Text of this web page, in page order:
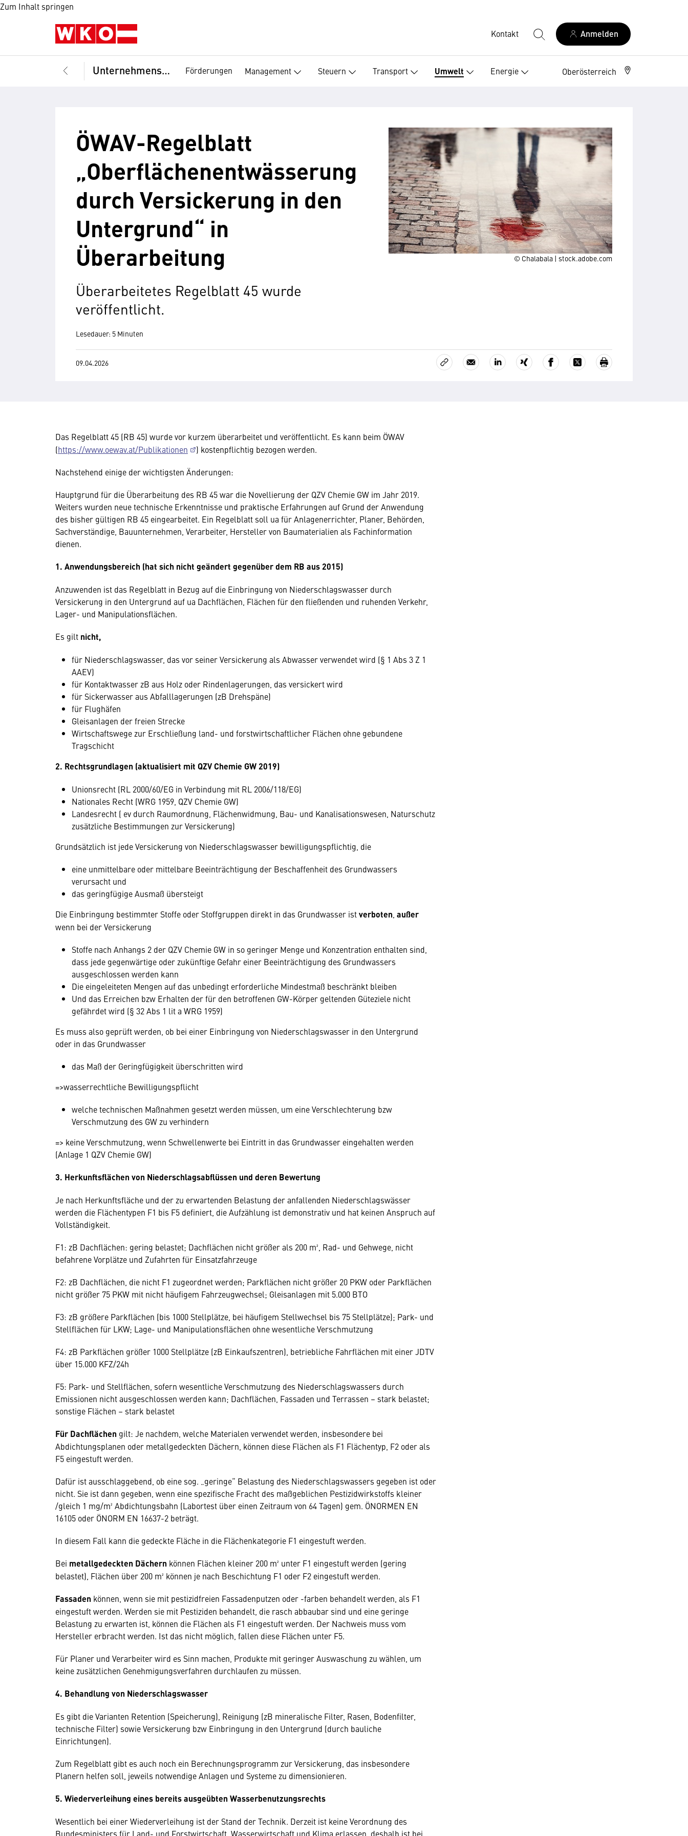
Zum Inhalt springen
Kontakt Anmelden
Unternehmensführung Förderungen Management Steuern Transport Umwelt Energie Oberösterreich
© Chalabala | stock.adobe.com
ÖWAV-Regelblatt
„Oberflächenentwässerung
durch Versickerung in den
Untergrund“ in
Überarbeitung
Überarbeitetes Regelblatt 45 wurde
veröffentlicht.
Lesedauer: 5 Minuten
09.04.2026
Das Regelblatt 45 (RB 45) wurde vor kurzem überarbeitet und veröffentlicht. Es kann beim ÖWAV
(https://www.oewav.at/Publikationen
) kostenpflichtig bezogen werden.
Nachstehend einige der wichtigsten Änderungen:
Hauptgrund für die Überarbeitung des RB 45 war die Novellierung der QZV Chemie GW im Jahr 2019.
Weiters wurden neue technische Erkenntnisse und praktische Erfahrungen auf Grund der Anwendung
des bisher gültigen RB 45 eingearbeitet. Ein Regelblatt soll ua für Anlagenerrichter, Planer, Behörden,
Sachverständige, Bauunternehmen, Verarbeiter, Hersteller von Baumaterialien als Fachinformation
dienen.
1. Anwendungsbereich (hat sich nicht geändert gegenüber dem RB aus 2015)
Anzuwenden ist das Regelblatt in Bezug auf die Einbringung von Niederschlagswasser durch
Versickerung in den Untergrund auf ua Dachflächen, Flächen für den fließenden und ruhenden Verkehr,
Lager- und Manipulationsflächen.
Es gilt nicht,
für Niederschlagswasser, das vor seiner Versickerung als Abwasser verwendet wird (§ 1 Abs 3 Z 1
AAEV)
für Kontaktwasser zB aus Holz oder Rindenlagerungen, das versickert wird
für Sickerwasser aus Abfalllagerungen (zB Drehspäne)
für Flughäfen
Gleisanlagen der freien Strecke
Wirtschaftswege zur Erschließung land- und forstwirtschaftlicher Flächen ohne gebundene
Tragschicht
2. Rechtsgrundlagen (aktualisiert mit QZV Chemie GW 2019)
Unionsrecht (RL 2000/60/EG in Verbindung mit RL 2006/118/EG)
Nationales Recht (WRG 1959, QZV Chemie GW)
Landesrecht ( ev durch Raumordnung, Flächenwidmung, Bau- und Kanalisationswesen, Naturschutz
zusätzliche Bestimmungen zur Versickerung)
Grundsätzlich ist jede Versickerung von Niederschlagswasser bewilligungspflichtig, die
eine unmittelbare oder mittelbare Beeinträchtigung der Beschaffenheit des Grundwassers
verursacht und
das geringfügige Ausmaß übersteigt
Die Einbringung bestimmter Stoffe oder Stoffgruppen direkt in das Grundwasser istverboten außer
wenn bei der Versickerung
Stoffe nach Anhangs 2 der QZV Chemie GW in so geringer Menge und Konzentration enthalten sind,
dass jede gegenwärtige oder zukünftige Gefahr einer Beeinträchtigung des Grundwassers
ausgeschlossen werden kann
Die eingeleiteten Mengen auf das unbedingt erforderliche Mindestmaß beschränkt bleiben
Und das Erreichen bzw Erhalten der für den betroffenen GW-Körper geltenden Güteziele nicht
gefährdet wird (§ 32 Abs 1 lit a WRG 1959)
Es muss also geprüft werden, ob bei einer Einbringung von Niederschlagswasser in den Untergrund
oder in das Grundwasser
das Maß der Geringfügigkeit überschritten wird
=>wasserrechtliche Bewilligungspflicht
welche technischen Maßnahmen gesetzt werden müssen, um eine Verschlechterung bzw
Verschmutzung des GW zu verhindern
=> keine Verschmutzung, wenn Schwellenwerte bei Eintritt in das Grundwasser eingehalten werden
(Anlage 1 QZV Chemie GW)
3. Herkunftsflächen von Niederschlagsabflüssen und deren Bewertung
Je nach Herkunftsfläche und der zu erwartenden Belastung der anfallenden Niederschlagswässer
werden die Flächentypen F1 bis F5 definiert, die Aufzählung ist demonstrativ und hat keinen Anspruch auf
Vollständigkeit.
F1: zB Dachflächen: gering belastet; Dachflächen nicht größer als 200 m², Rad- und Gehwege, nicht
befahrene Vorplätze und Zufahrten für Einsatzfahrzeuge
F2: zB Dachflächen, die nicht F1 zugeordnet werden; Parkflächen nicht größer 20 PKW oder Parkflächen
nicht größer 75 PKW mit nicht häufigem Fahrzeugwechsel; Gleisanlagen mit 5.000 BTO
F3: zB größere Parkflächen (bis 1000 Stellplätze, bei häufigem Stellwechsel bis 75 Stellplätze); Park- und
Stellflächen für LKW; Lage- und Manipulationsflächen ohne wesentliche Verschmutzung
F4: zB Parkflächen größer 1000 Stellplätze (zB Einkaufszentren), betriebliche Fahrflächen mit einer JDTV
über 15.000 KFZ/24h
F5: Park- und Stellflächen, sofern wesentliche Verschmutzung des Niederschlagswassers durch
Emissionen nicht ausgeschlossen werden kann; Dachflächen, Fassaden und Terrassen – stark belastet;
sonstige Flächen – stark belastet
Für Dachflächen gilt: Je nachdem, welche Materialen verwendet werden, insbesondere bei
Abdichtungsplanen oder metallgedeckten Dächern, können diese Flächen als F1 Flächentyp, F2 oder als
F5 eingestuft werden.
Dafür ist ausschlaggebend, ob eine sog. „geringe“ Belastung des Niederschlagswassers gegeben ist oder
nicht. Sie ist dann gegeben, wenn eine spezifische Fracht des maßgeblichen Pestizidwirkstoffs kleiner
/gleich 1 mg/m² Abdichtungsbahn (Labortest über einen Zeitraum von 64 Tagen) gem. ÖNORMEN EN
16105 oder ÖNORM EN 16637-2 beträgt.
In diesem Fall kann die gedeckte Fläche in die Flächenkategorie F1 eingestuft werden.
Bei metallgedeckten Dächern können Flächen kleiner 200 m² unter F1 eingestuft werden (gering
belastet), Flächen über 200 m² können je nach Beschichtung F1 oder F2 eingestuft werden.
Fassaden können, wenn sie mit pestizidfreien Fassadenputzen oder -farben behandelt werden, als F1
eingestuft werden. Werden sie mit Pestiziden behandelt, die rasch abbaubar sind und eine geringe
Belastung zu erwarten ist, können die Flächen als F1 eingestuft werden. Der Nachweis muss vom
Hersteller erbracht werden. Ist das nicht möglich, fallen diese Flächen unter F5.
Für Planer und Verarbeiter wird es Sinn machen, Produkte mit geringer Auswaschung zu wählen, um
keine zusätzlichen Genehmigungsverfahren durchlaufen zu müssen.
4. Behandlung von Niederschlagswasser
Es gibt die Varianten Retention (Speicherung), Reinigung (zB mineralische Filter, Rasen, Bodenfilter,
technische Filter) sowie Versickerung bzw Einbringung in den Untergrund (durch bauliche
Einrichtungen).
Zum Regelblatt gibt es auch noch ein Berechnungsprogramm zur Versickerung, das insbesondere
Planern helfen soll, jeweils notwendige Anlagen und Systeme zu dimensionieren.
5. Wiederverleihung eines bereits ausgeübten Wasserbenutzungsrechts
Wesentlich bei einer Wiederverleihung ist der Stand der Technik. Derzeit ist keine Verordnung des
Bundesministers für Land- und Forstwirtschaft, Wasserwirtschaft und Klima erlassen, deshalb ist bei